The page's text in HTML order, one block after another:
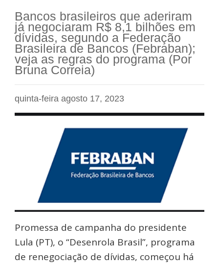
Bancos brasileiros que aderiram
já negociaram R$ 8,1 bilhões em
dívidas, segundo a Federação
Brasileira de Bancos (Febraban);
veja as regras do programa (Por
Bruna Correia)
quinta-feira agosto 17, 2023
Promessa de campanha do presidente
Lula (PT), o “Desenrola Brasil”, programa
de renegociação de dívidas, começou há